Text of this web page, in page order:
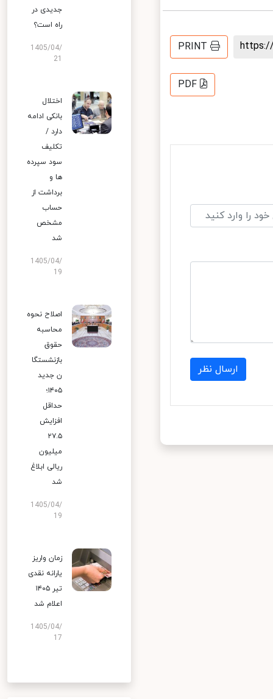
PRINT
PDF
ارسال نظر
جدیدی در
راه است؟
1405/04/
اختلال
بانکی ادامه
دارد /
تکلیف
سود سپرده
ها و
برداشت از
حساب
مشخص
شد
1405/04/
19
اصلاح نحوه
محاسبه
حقوق
بازنشستگا
ن جدید
۱۴۰۵؛
حداقل
افزایش
۲۷.۵
میلیون
ریالی ابلاغ
شد
1405/04/
19
زمان واریز
یارانه نقدی
تیر ۱۴۰۵
اعلام شد
1405/04/
17